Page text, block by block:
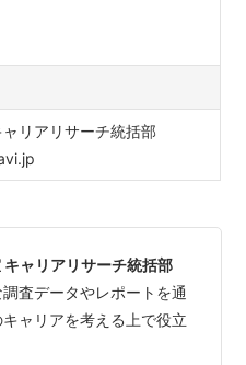
リアリサーチ統括部
ャリアリサーチ統括部
査データやレポートを通
ャリアを考える上で役立